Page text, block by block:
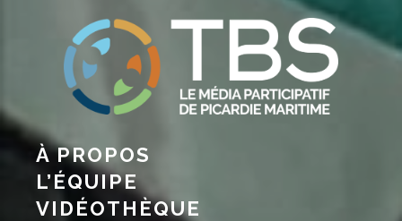
À PROPOS
L’ÉQUIPE
VIDÉOTHÈQUE